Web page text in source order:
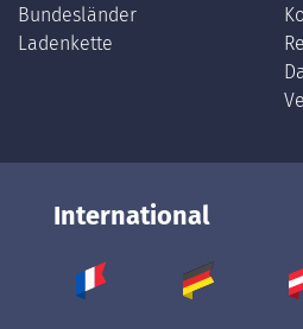
Bundesländer
Ladenkette
International